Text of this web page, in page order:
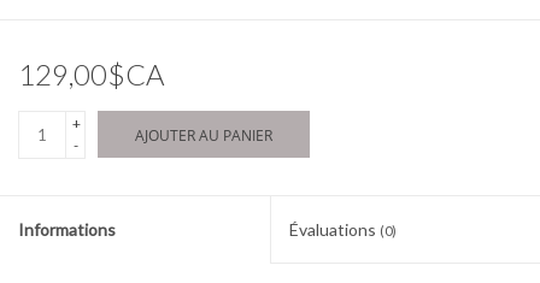
129,00$CA
+
-
AJOUTER AU PANIER
Informations Évaluations (0)